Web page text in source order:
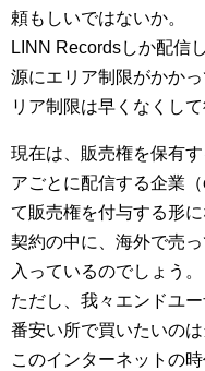
頼もしいではないか。
LINN Recordsしか配信
源にエリア制限がかか
リア制限は早くなくし
現在は、販売権を保有
アごとに配信する企業
て販売権を付与する形に
契約の中に、海外で売
入っているのでしょう。
ただし、我々エンドユ
番安い所で買いたいのは
このインターネットの